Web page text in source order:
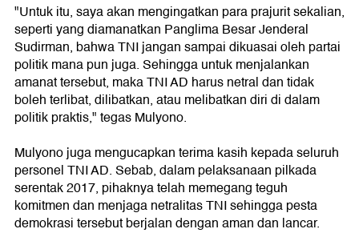
"Untuk itu, saya akan mengingatkan para prajurit sekalian,
seperti yang diamanatkan Panglima Besar Jenderal
Sudirman, bahwa TNI jangan sampai dikuasai oleh partai
politik mana pun juga. Sehingga untuk menjalankan
amanat tersebut, maka TNI AD harus netral dan tidak
boleh terlibat, dilibatkan, atau melibatkan diri di dalam
politik praktis," tegas Mulyono.
Mulyono juga mengucapkan terima kasih kepada seluruh
personel TNI AD. Sebab, dalam pelaksanaan pilkada
serentak 2017, pihaknya telah memegang teguh
komitmen dan menjaga netralitas TNI sehingga pesta
demokrasi tersebut berjalan dengan aman dan lancar.